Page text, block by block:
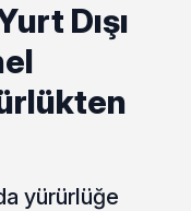
Dışı
yürürlüğe